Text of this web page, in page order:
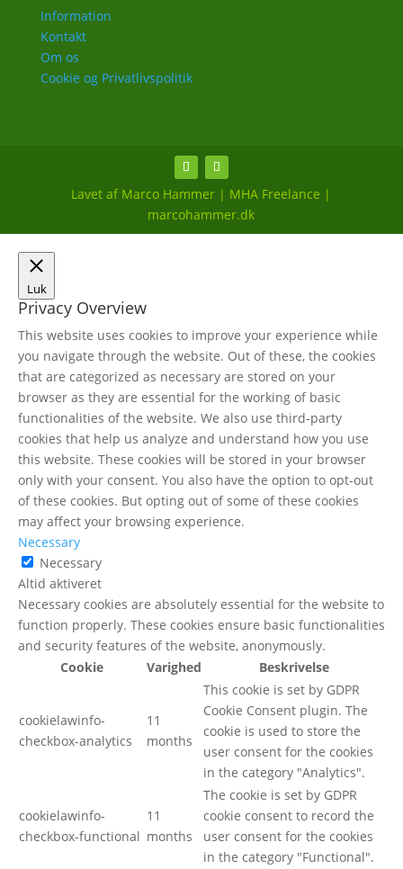
Information
Kontakt
Om os
Cookie og Privatlivspolitik
Lavet af Marco Hammer | MHA Freelance |
marcohammer.dk
Luk
Privacy Overview
This website uses cookies to improve your experience while
you navigate through the website. Out of these, the cookies
that are categorized as necessary are stored on your
browser as they are essential for the working of basic
functionalities of the website. We also use third-party
cookies that help us analyze and understand how you use
this website. These cookies will be stored in your browser
only with your consent. You also have the option to opt-out
of these cookies. But opting out of some of these cookies
may affect your browsing experience.
Necessary
Necessary
Altid aktiveret
Necessary cookies are absolutely essential for the website to
function properly. These cookies ensure basic functionalities
and security features of the website, anonymously.
Cookie
Varighed Beskrivelse
cookielawinfo-
checkbox-analytics
11
months
This cookie is set by GDPR
Cookie Consent plugin. The
cookie is used to store the
user consent for the cookies
in the category "Analytics".
cookielawinfo-
checkbox-functional
11
months
The cookie is set by GDPR
cookie consent to record the
user consent for the cookies
in the category "Functional".